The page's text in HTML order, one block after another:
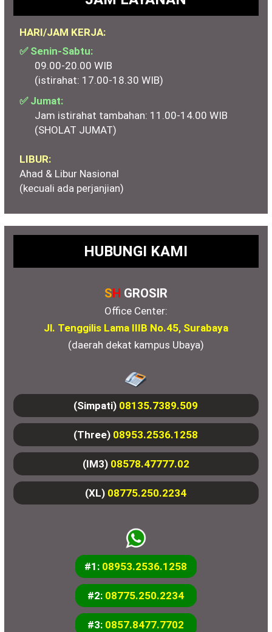
HARI/JAM KERJA:
✅ Senin-Sabtu:
09.00-20.00 WIB
(istirahat: 17.00-18.30 WIB)
✅ Jumat:
Jam istirahat tambahan: 11.00-14.00 WIB
(SHOLAT JUMAT)
LIBUR:
Ahad & Libur Nasional
(kecuali ada perjanjian)
HUBUNGI KAMI
SH GROSIR
Office Center:
Jl. Tenggilis Lama IIIB No.45, Surabaya
(daerah dekat kampus Ubaya)
(Simpati) 08135.7389.509
(Three) 08953.2536.1258
(IM3) 08578.47777.02
(XL) 08775.250.2234
#1: 08953.2536.1258
#2: 08775.250.2234
#3: 0857.8477.7702